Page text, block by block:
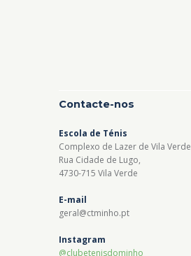
Contacte-nos
Escola de Ténis
Complexo de Lazer de Vila Verde
Rua Cidade de Lugo,
4730-715 Vila Verde
E-mail
geral@ctminho.pt
Instagram
@clubetenisdominho